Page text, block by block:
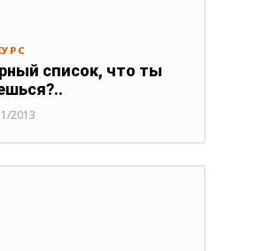
список, что ты
2013